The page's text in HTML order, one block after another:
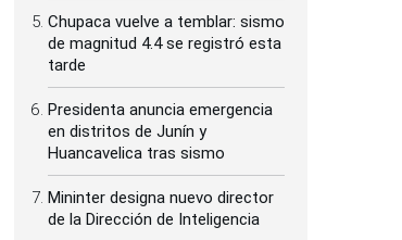
Chupaca vuelve a temblar: sismo
de magnitud 4.4 se registró esta
tarde
Presidenta anuncia emergencia
en distritos de Junín y
Huancavelica tras sismo
Mininter designa nuevo director
de la Dirección de Inteligencia